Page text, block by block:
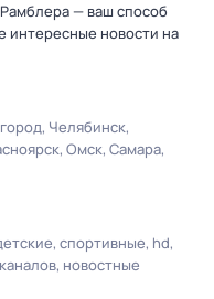
— ваш способ
интересные новости на
Челябинск
Омск Самара
спортивные hd
новостные